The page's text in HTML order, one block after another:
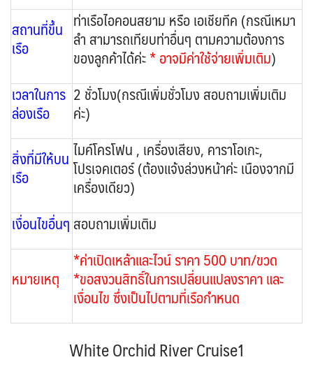
สถานที่ขึ้น
เรือ
ท่าเรือไอคอนสยาม หรือ เอเชียทีค (กรณีเหมา
ลำ สามารถเทียบท่าอื่นๆ ตามความต้องการ
ของลูกค้าได้ค่ะ* อาจมีค่าใช้จ่ายเพิ่มเติม)
เวลาในการ
ล่องเรือ
2 ชั่วโมง(กรณีเพิ่มชั่วโมง สอบถามเพิ่มเติม
ค่ะ)
สิ่งที่มีให้บน
เรือ
ไมค์โครโฟน , เครื่องเสียง, คาราโอเกะ,
โปรเจคเตอร์ (ต้องแจ้งล่วงหน้าค่ะ เนืองจากมี
เครื่องเดียว)
เงื่อนไขอื่นๆ สอบถามเพิ่มเติม
หมายเหตุ
*ค่าเปิดเหล้าและไวน์ ราคา 500 บาท/ขวด
*ขอสงวนสิทธิ์ในการเปลี่ยนแปลงราคา และ
เงื่อนไข ซึ่งเป็นไปตามที่เรือกำหนด
White Orchid River Cruise1